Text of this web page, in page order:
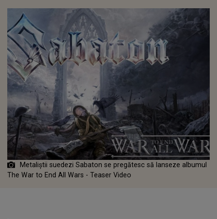
Metaliştii suedezi Sabaton se pregătesc să lanseze albumul
The War to End All Wars - Teaser Video